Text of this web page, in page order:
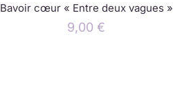
Bavoir cœur « Entre deux vagues »
9,00€